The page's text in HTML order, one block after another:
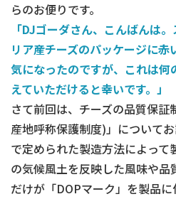
らのお便りです。
「DJゴーダさん、こんばんは
リア産チーズのパッケージに
気になったのですが、これは
えていただけると幸いです。」
さて前回は、チーズの品質保
産地呼称保護制度)」について
で定められた製造方法によっ
の気候風土を反映した風味や
だけが「DOPマーク」を製品